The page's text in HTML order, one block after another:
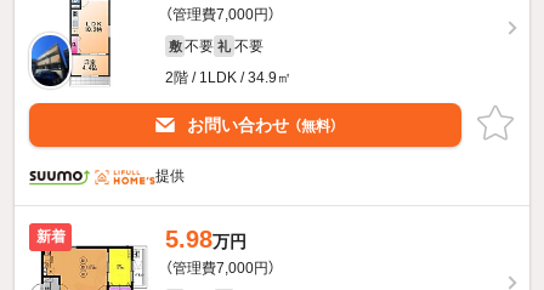
（管理費7,000円）
敷 不要 礼 不要
2階 / 1LDK / 34.9㎡
お問い合わせ （無料）
提供
新着 5.98万円
（管理費7,000円）